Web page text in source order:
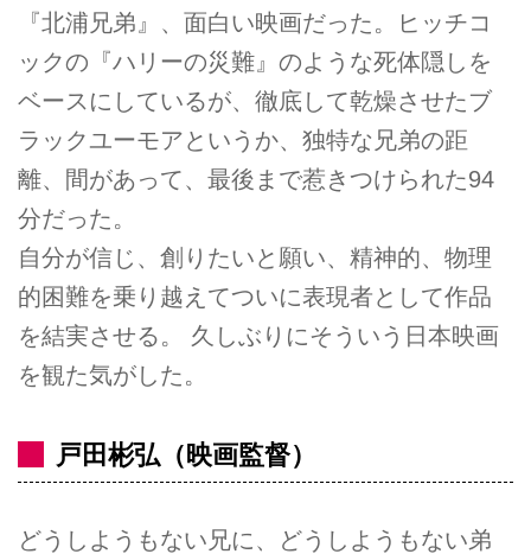
『北浦兄弟』、面白い映画だった。ヒッチコ
ックの『ハリーの災難』のような死体隠しを
ベースにしているが、徹底して乾燥させたブ
ラックユーモアというか、独特な兄弟の距
離、間があって、最後まで惹きつけられた94
分だった。
自分が信じ、創りたいと願い、精神的、物理
的困難を乗り越えてついに表現者として作品
を結実させる。 久しぶりにそういう日本映画
を観た気がした。
戸田彬弘（映画監督）
どうしようもない兄に、どうしようもない弟